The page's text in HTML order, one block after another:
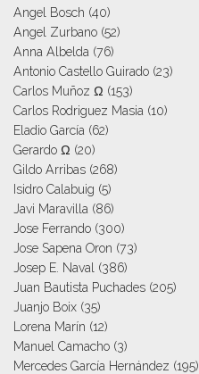
Angel Bosch (40)
Angel Zurbano (52)
Anna Albelda (76)
Antonio Castello Guirado (23)
Carlos Muñoz Ω (153)
Carlos Rodriguez Masia (10)
Eladio García (62)
Gerardo Ω (20)
Gildo Arribas (268)
Isidro Calabuig (5)
Javi Maravilla (86)
Jose Ferrando (300)
Jose Sapena Oron (73)
Josep E. Naval
(386)
Juan Bautista Puchades (205)
Juanjo Boix (35)
Lorena Marín (12)
Manuel Camacho (3)
Mercedes García Hernández (195)